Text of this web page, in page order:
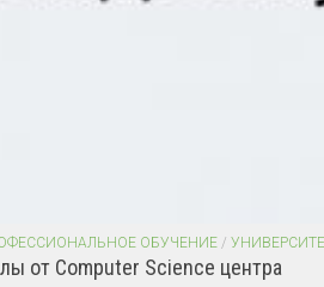
ОБУЧЕНИЕ /
от Computer Science центра